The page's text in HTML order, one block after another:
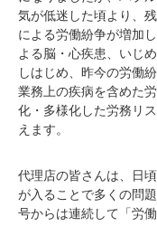
気が低迷した頃より、
による労働紛争が増加
よる脳・心疾患、いじ
しはじめ、昨今の労働
業務上の疾病を含めた
化・多様化した労務リ
えます。
代理店の皆さんは、日
が入ることで多くの問
号からは連続して「労